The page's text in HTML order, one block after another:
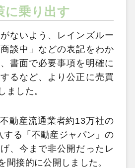
に乗り出す
ないよう、レインズルー
談中」などの表記をわか
書面で必要事項を明確に
るなど、より公正に売買
ました。
動産流通業者約13万社の
する「不動産ジャパン」の
、今まで非公開だったレ
間接的に公開しました。